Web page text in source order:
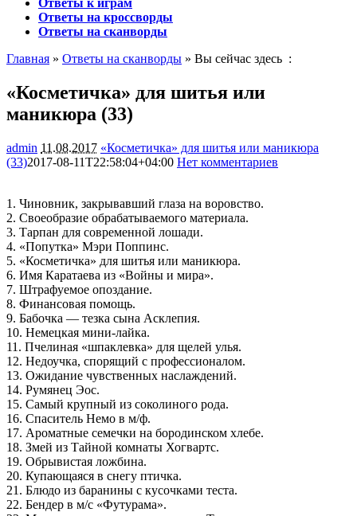
Ответы к играм
Ответы на кроссворды
Ответы на сканворды
Главная » Ответы на сканворды » Вы сейчас здесь :
«Косметичка» для шитья или
маникюра (33)
admin 11.08.2017 «Косметичка» для шитья или маникюра
(33)2017-08-11T22:58:04+04:00 Нет комментариев
1. Чиновник, закрывавший глаза на воровство.
2. Своеобразие обрабатываемого материала.
3. Тарпан для современной лошади.
4. «Попутка» Мэри Поппинс.
5. «Косметичка» для шитья или маникюра.
6. Имя Каратаева из «Войны и мира».
7. Штрафуемое опоздание.
8. Финансовая помощь.
9. Бабочка — тезка сына Асклепия.
10. Немецкая мини-лайка.
11. Пчелиная «шпаклевка» для щелей улья.
12. Недоучка, спорящий с профессионалом.
13. Ожидание чувственных наслаждений.
14. Румянец Эос.
15. Самый крупный из соколиного рода.
16. Спаситель Немо в м/ф.
17. Ароматные семечки на бородинском хлебе.
18. Змей из Тайной комнаты Хогвартс.
19. Обрывистая ложбина.
20. Купающаяся в снегу птичка.
21. Блюдо из баранины с кусочками теста.
22. Бендер в м/с «Футурама».